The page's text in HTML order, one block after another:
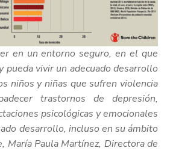
en un entorno seguro, en el que
pueda vivir un adecuado desarrollo
niños y niñas que sufren violencia
trastornos de depresión,
psicológicas y emocionales
desarrollo, incluso en su ámbito
María Paula Martínez, Directora de